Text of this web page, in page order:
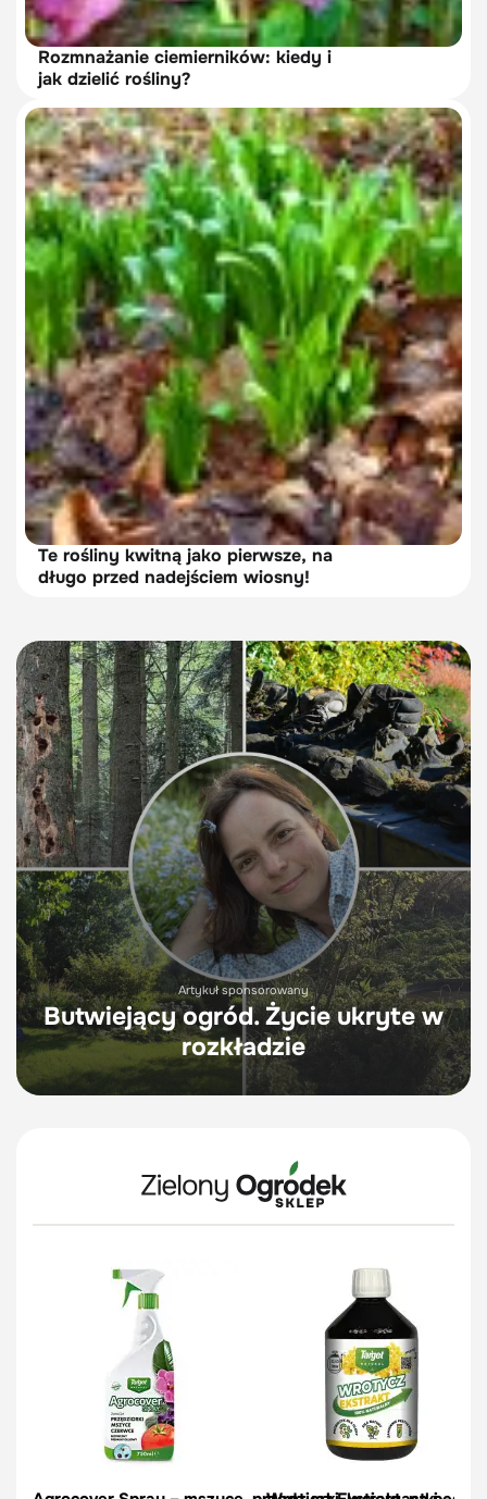
Rozmnażanie ciemierników: kiedy i
jak dzielić rośliny?
Te rośliny kwitną jako pierwsze, na
długo przed nadejściem wiosny!
Artykuł sponsorowany
Butwiejący ogród. Życie ukryte w
rozkładzie